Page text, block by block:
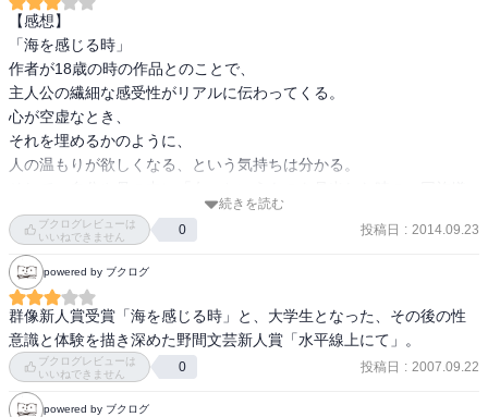
【感想】
「海を感じる時」
作者が18歳の時の作品とのことで、
主人公の繊細な感受性がリアルに伝わってくる。
心が空虚なとき、
それを埋めるかのように、
人の温もりが欲しくなる、という気持ちは分かる。
悪的な話も分かる。
そのドロドロとした部分が「生理の血」で表現されているという、
生臭さ。
なんだか、言葉に出来ない自然さと不自然さ。
自分に娘が出来た時、
娘のために
自分はそういった女性的な部分をどうコントロールしたらよいの
か。
続きを読む
ブクログレビューは
いいねできません
0 投稿日 : 2014.09.23
powered by ブクログ
群像新人賞受賞「海を感じる時」と、大学生となった、その後の性
ブクログレビューは
いいねできません
0 投稿日 : 2007.09.22
powered by ブクログ